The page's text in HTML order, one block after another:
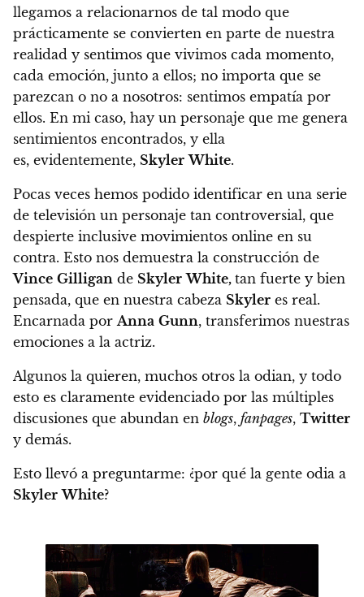
llegamos a relacionarnos de tal modo que
prácticamente se convierten en parte de nuestra
realidad y sentimos que vivimos cada momento,
cada emoción, junto a ellos; no importa que se
parezcan o no a nosotros: sentimos empatía por
ellos. En mi caso, hay un personaje que me genera
sentimientos encontrados, y ella
es, evidentemente, Skyler White.
Pocas veces hemos podido identificar en una serie
de televisión un personaje tan controversial, que
despierte inclusive movimientos online en su
contra. Esto nos demuestra la construcción de
Vince Gilligan de Skyler White, tan fuerte y bien
pensada, que en nuestra cabeza Skyler es real.
Encarnada por Anna Gunn, transferimos nuestras
emociones a la actriz.
Algunos la quieren, muchos otros la odian, y todo
esto es claramente evidenciado por las múltiples
discusiones que abundan en blogs, fanpages, Twitter
y demás.
Esto llevó a preguntarme: ¿por qué la gente odia a
Skyler White?